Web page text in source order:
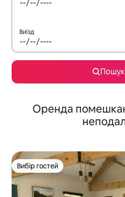
Виїзд
Пошук
Оренда
Вибір гостей
Вибір гостей